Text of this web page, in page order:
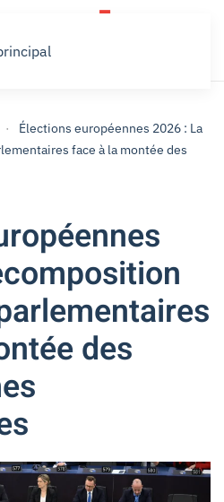
Élections européennes 2026 : La
face à la montée des
des